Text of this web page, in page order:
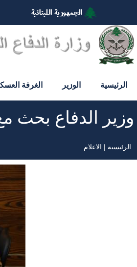
المحتوى
الرئيسي
الرئيسية الوزير الغرفة
وزير الدفاع بحث
مسار
الرئيسية الاعلام